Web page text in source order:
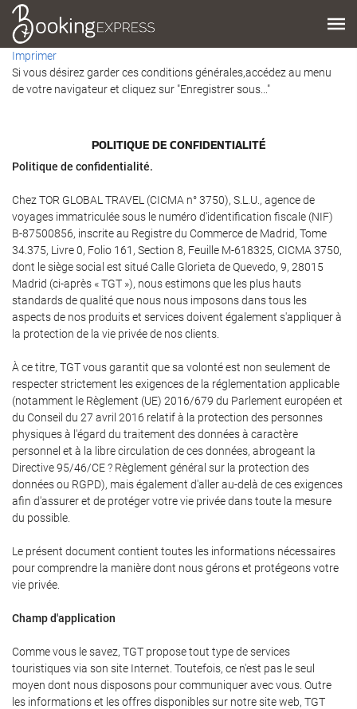
Imprimer
Si vous désirez garder ces conditions générales,accédez au menu
de votre navigateur et cliquez sur "Enregistrer sous..."
POLITIQUE DE CONFIDENTIALITÉ
Politique de confidentialité.
Chez TOR GLOBAL TRAVEL (CICMA n° 3750), S.L.U., agence de
voyages immatriculée sous le numéro d'identification fiscale (NIF)
B-87500856, inscrite au Registre du Commerce de Madrid, Tome
34.375, Livre 0, Folio 161, Section 8, Feuille M-618325, CICMA 3750,
dont le siège social est situé Calle Glorieta de Quevedo, 9, 28015
Madrid (ci-après « TGT »), nous estimons que les plus hauts
standards de qualité que nous nous imposons dans tous les
aspects de nos produits et services doivent également s'appliquer à
la protection de la vie privée de nos clients.
À ce titre, TGT vous garantit que sa volonté est non seulement de
respecter strictement les exigences de la réglementation applicable
(notamment le Règlement (UE) 2016/679 du Parlement européen et
du Conseil du 27 avril 2016 relatif à la protection des personnes
physiques à l'égard du traitement des données à caractère
personnel et à la libre circulation de ces données, abrogeant la
Directive 95/46/CE ? Règlement général sur la protection des
données ou RGPD), mais également d'aller au-delà de ces exigences
afin d'assurer et de protéger votre vie privée dans toute la mesure
du possible.
Le présent document contient toutes les informations nécessaires
pour comprendre la manière dont nous gérons et protégeons votre
vie privée.
Champ d'application
Comme vous le savez, TGT propose tout type de services
touristiques via son site Internet. Toutefois, ce n'est pas le seul
moyen dont nous disposons pour communiquer avec vous. Outre
les informations et les offres disponibles sur notre site web, TGT